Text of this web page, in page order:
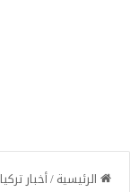
الرئيسية/أخبار تركيا